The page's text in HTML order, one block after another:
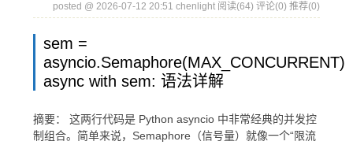
posted @ 2026-07-12 20:51 chenlight 阅读(64) 评论(0) 推荐(0)
sem =
asyncio.Semaphore(MAX_CONCURRENT)
async with sem: 语法详解
摘要： 这两行代码是 Python asyncio 中非常经典的并发控
制组合。简单来说，Semaphore（信号量）就像一个“限流